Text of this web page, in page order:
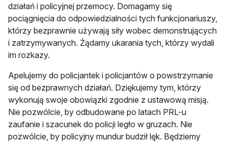
działań i policyjnej przemocy. Domagamy się
pociągnięcia do odpowiedzialności tych funkcjonariuszy,
którzy bezprawnie używają siły wobec demonstrujących
i zatrzymywanych. Żądamy ukarania tych, którzy wydali
im rozkazy.
Apelujemy do policjantek i policjantów o powstrzymanie
się od bezprawnych działań. Dziękujemy tym, którzy
wykonują swoje obowiązki zgodnie z ustawową misją.
Nie pozwólcie, by odbudowane po latach PRL-u
zaufanie i szacunek do policji legło w gruzach. Nie
pozwólcie, by policyjny mundur budził lęk. Będziemy